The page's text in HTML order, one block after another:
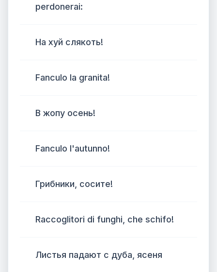
perdonerai:
На хуй слякоть!
Fanculo la granita!
В жопу осень!
Fanculo l'autunno!
Грибники, сосите!
Raccoglitori di funghi, che schifo!
Листья падают с дуба, ясеня